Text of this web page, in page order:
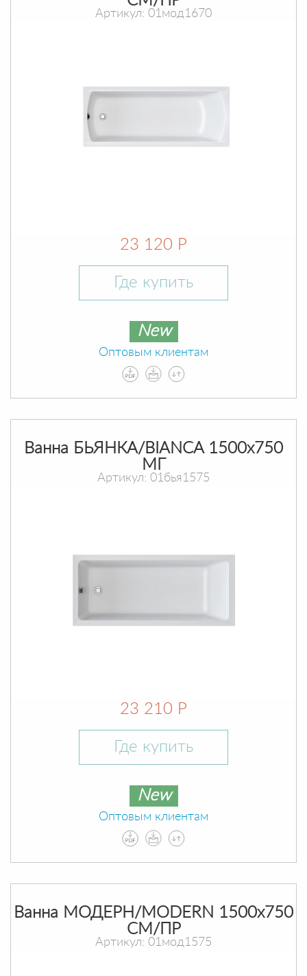
Артикул: 01мод1670
23 120 Р
Где купить
New
Оптовым клиентам
Ванна БЬЯНКА/BIANCA 1500х750
МГ
Артикул: 01бья1575
23 210 Р
Где купить
New
Оптовым клиентам
Ванна МОДЕРН/MODERN 1500х750
СМ/ПР
Артикул: 01мод1575